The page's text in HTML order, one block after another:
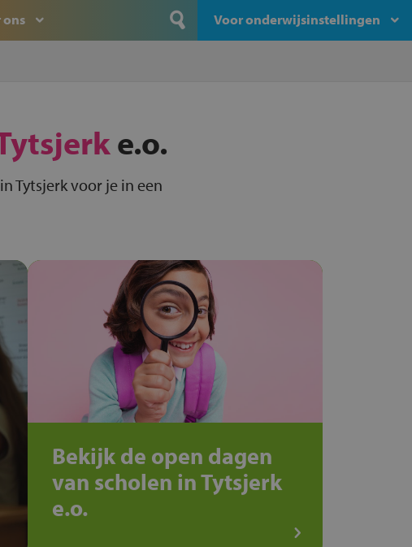
ons Voor onderwijsinstellingen
e.o.
Tytsjerk voor je in een
Bekijk de open dagen
van scholen in Tytsjerk
e.o.